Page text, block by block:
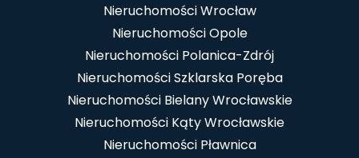
Nieruchomości Wrocław
Nieruchomości Opole
Nieruchomości Polanica-Zdrój
Nieruchomości Szklarska Poręba
Nieruchomości Bielany Wrocławskie
Nieruchomości Kąty Wrocławskie
Nieruchomości Pławnica